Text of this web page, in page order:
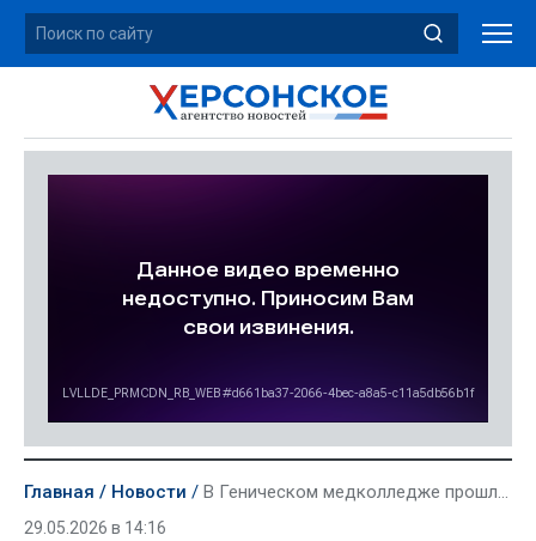
Главная Новости В Геническом медколледже прошла ежегодная студенческая конференция
29.05.2026 в 14:16